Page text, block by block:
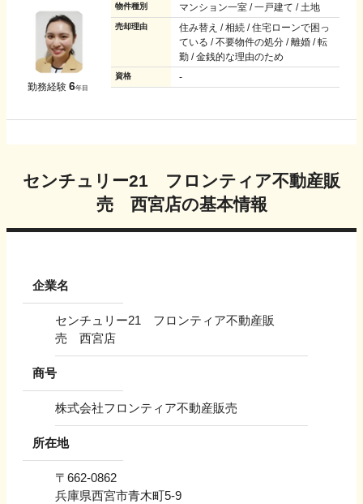
勤務経験 6年目
物件種別 マンション一室 / 一戸建て / 土地
売却理由
住み替え / 相続 / 住宅ローンで困っ
ている / 不要物件の処分 / 離婚 / 転
勤 / 金銭的な理由のため
資格 -
センチュリー21 フロンティア不動産販
売 西宮店の基本情報
企業名
センチュリー21 フロンティア不動産販
売 西宮店
商号
株式会社フロンティア不動産販売
所在地
〒 662-0862
兵庫県西宮市青木町5-9